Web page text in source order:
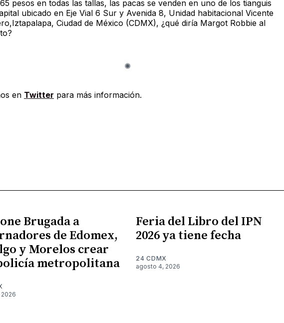
pesos en todas las tallas, las pacas se venden en uno de los tianguis
ubicado en Eje Vial 6 Sur y Avenida 8, Unidad habitacional Vicente
Ciudad de México (CDMX), ¿qué diría Margot Robbie al
en Twitter para más información.
Brugada a
de Edomex,
y Morelos crear
metropolitana
Feria del Libro del IPN
2026 ya tiene fecha
24 CDMX
agosto 4, 2026